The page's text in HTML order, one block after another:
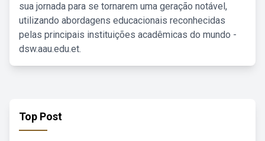
sua jornada para se tornarem uma geração notável,
utilizando abordagens educacionais reconhecidas
pelas principais instituições acadêmicas do mundo -
dsw.aau.edu.et.
Top Post